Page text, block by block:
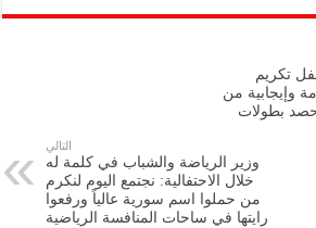
nt
at
A
p
p
gr
ai
ar
تكريم
وإيجابية من
بطولات
التالي
وزير الرياضة والشباب في كلمة له
خلال الاحتفالية: نجتمع اليوم لنكرم
من حملوا اسم سورية عالياً ورفعوا
رايتها في ساحات المنافسة الرياضية